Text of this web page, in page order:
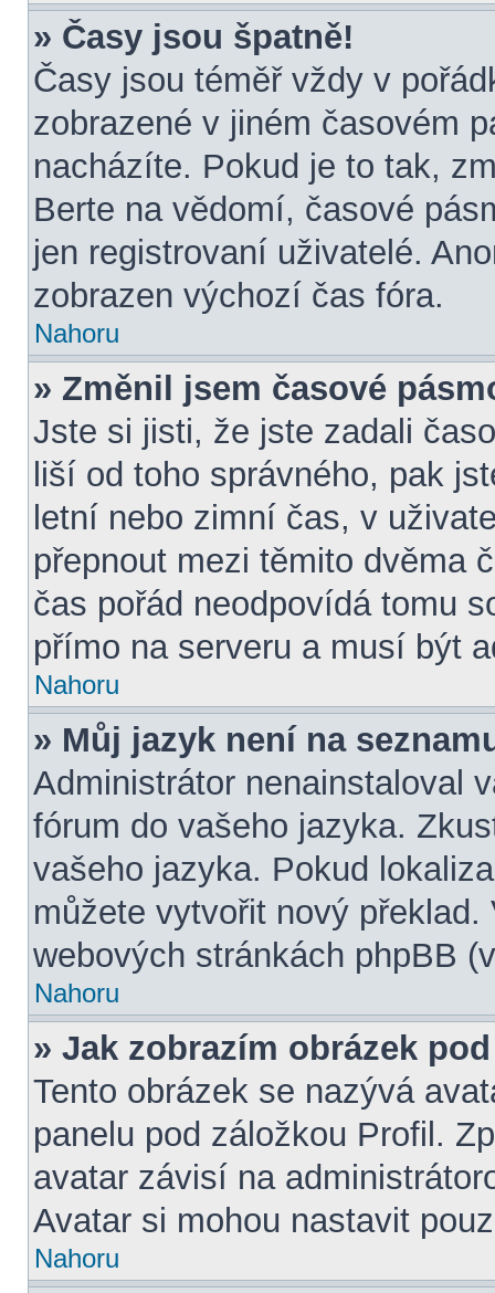
» Časy jsou špatně!
Časy jsou téměř vždy v
zobrazené v jiném časovém
nacházíte. Pokud je to tak,
Berte na vědomí, časové
jen registrovaní uživatelé.
zobrazen výchozí čas fóra.
Nahoru
» Změnil jsem časové
Jste si jisti, že jste zadali
liší od toho správného, pak
letní nebo zimní čas, v
přepnout mezi těmito dvěma
čas pořád neodpovídá tomu
přímo na serveru a musí být
Nahoru
» Můj jazyk není na
Administrátor nenainstaloval
fórum do vašeho jazyka.
vašeho jazyka. Pokud
můžete vytvořit nový
webových stránkách phpBB
Nahoru
» Jak zobrazím obrázek
Tento obrázek se nazývá
panelu pod záložkou Profil.
avatar závisí na
Avatar si mohou nastavit
Nahoru